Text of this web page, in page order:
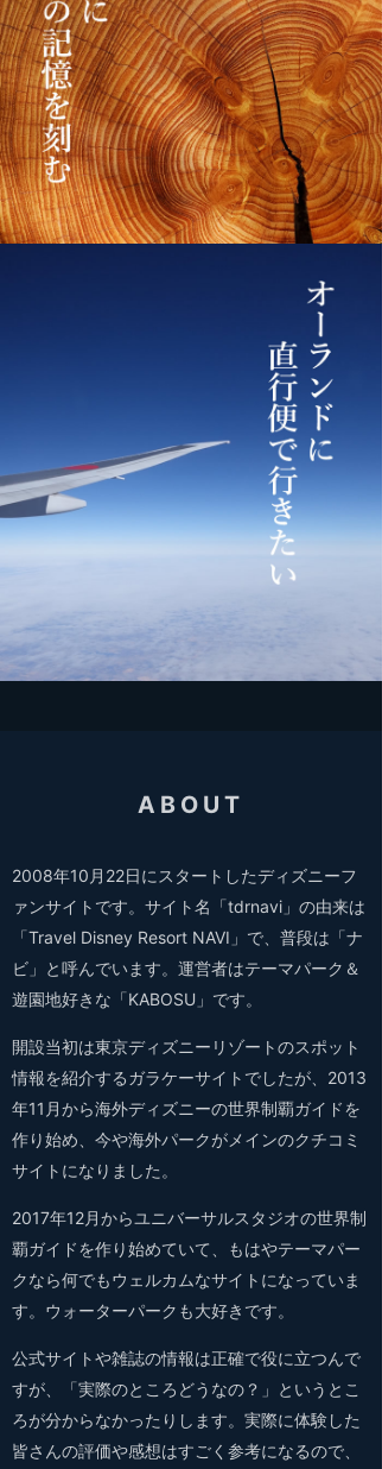
ABOUT
2008年10月22日にスタートしたディズニーフ
ァンサイトです。サイト名「tdrnavi」の由来は
「Travel Disney Resort NAVI」で、普段は「ナ
ビ」と呼んでいます。運営者はテーマパーク＆
遊園地好きな「KABOSU」です。
開設当初は東京ディズニーリゾートのスポット
情報を紹介するガラケーサイトでしたが、2013
年11月から海外ディズニーの世界制覇ガイドを
作り始め、今や海外パークがメインのクチコミ
サイトになりました。
2017年12月からユニバーサルスタジオの世界制
覇ガイドを作り始めていて、もはやテーマパー
クなら何でもウェルカムなサイトになっていま
す。ウォーターパークも大好きです。
公式サイトや雑誌の情報は正確で役に立つんで
すが、「実際のところどうなの？」というとこ
ろが分からなかったりします。実際に体験した
皆さんの評価や感想はすごく参考になるので、